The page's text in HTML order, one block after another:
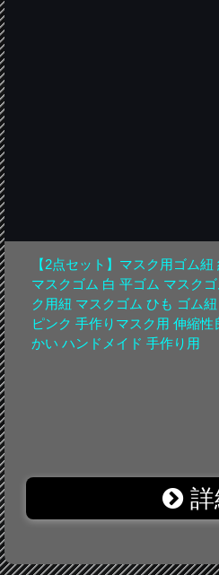
【2点セット】マスク用ゴム
マスクゴム 白 平ゴム マスク
ク用紐 マスクゴム ひも ゴム
ピンク 手作りマスク用 伸縮
かい ハンドメイド 手作り用
詳